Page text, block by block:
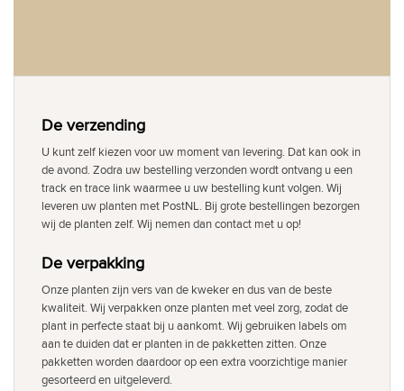
De verzending
U kunt zelf kiezen voor uw moment van levering. Dat kan ook in
de avond. Zodra uw bestelling verzonden wordt ontvang u een
track en trace link waarmee u uw bestelling kunt volgen. Wij
leveren uw planten met PostNL. Bij grote bestellingen bezorgen
wij de planten zelf. Wij nemen dan contact met u op!
De verpakking
Onze planten zijn vers van de kweker en dus van de beste
kwaliteit. Wij verpakken onze planten met veel zorg, zodat de
plant in perfecte staat bij u aankomt. Wij gebruiken labels om
aan te duiden dat er planten in de pakketten zitten. Onze
pakketten worden daardoor op een extra voorzichtige manier
gesorteerd en uitgeleverd.